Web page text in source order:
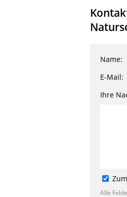
Name:
E-Mail:
Ihre
Alle